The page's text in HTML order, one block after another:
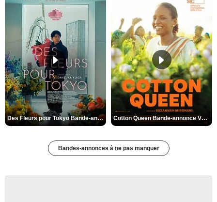
Des Fleurs pour Tokyo Bande-annonce VO STFR Cotton Queen Bande-annonce VO STFR
Bandes-annonces à ne pas manquer